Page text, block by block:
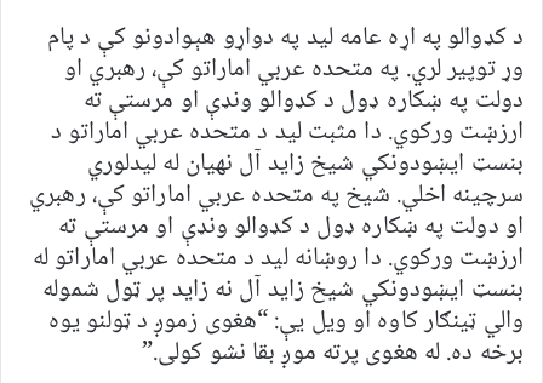
د کډوالو په اړه عامه لید په دواړو هېوادونو کې د پام
وړ توپیر لري. په متحده عربي اماراتو کې، رهبري او
دولت په ښکاره ډول د کډوالو ونډې او مرستې ته
ارزښت ورکوي. دا مثبت لید د متحده عربي اماراتو د
بنسټ ایښودونکي شیخ زاید آل نهیان له لیدلوري
سرچینه اخلي. شیخ په متحده عربي اماراتو کې، رهبري
او دولت په ښکاره ډول د کډوالو ونډې او مرستې ته
ارزښت ورکوي. دا روښانه لید د متحده عربي اماراتو له
بنسټ ایښودونکي شیخ زاید آل نه زاید پر ټول شموله
والي ټینګار کاوه او ویل یې: “هغوی زموږ د ټولنو یوه
برخه ده. له هغوی پرته موږ بقا نشو کولی.”